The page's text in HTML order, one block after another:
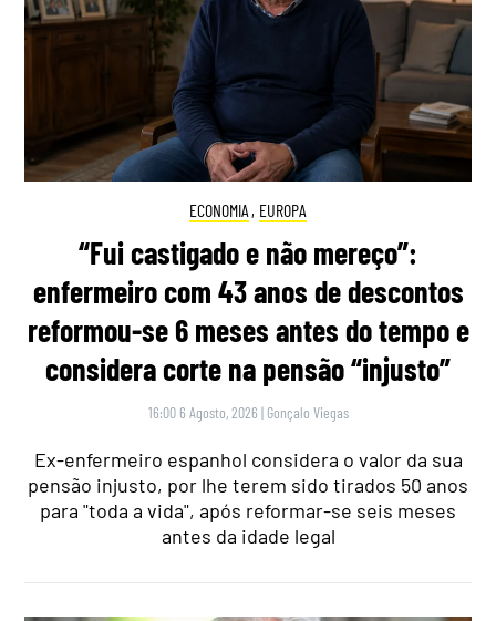
ECONOMIA , EUROPA
“Fui castigado e não mereço”:
enfermeiro com 43 anos de descontos
reformou-se 6 meses antes do tempo e
considera corte na pensão “injusto”
16:00 6 Agosto, 2026 | Gonçalo Viegas
Ex-enfermeiro espanhol considera o valor da sua
pensão injusto, por lhe terem sido tirados 50 anos
para "toda a vida", após reformar-se seis meses
antes da idade legal